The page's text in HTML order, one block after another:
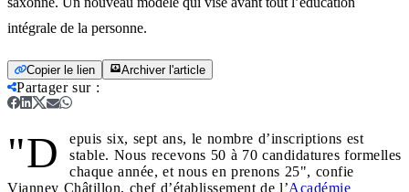
intégrale de la personne.
Copier le lien Archiver l'article
Partager sur:
"D
epuis six, sept ans, le nombre d’inscriptions est
stable. Nous recevons 50 à 70 candidatures formelles
chaque année, et nous en prenons 25", confie
Vianney Châtillon, chef d’établissement de l’Académie